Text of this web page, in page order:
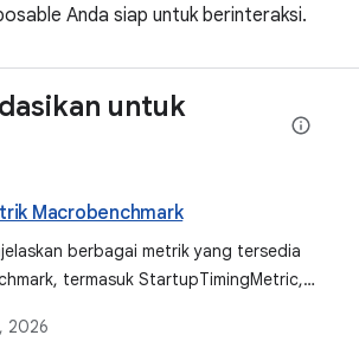
Anda siap untuk berinteraksi.
untuk
Macrobenchmark
berbagai metrik yang tersedia
termasuk StartupTimingMetric,
menjelaskan apa yang diukur oleh
2026